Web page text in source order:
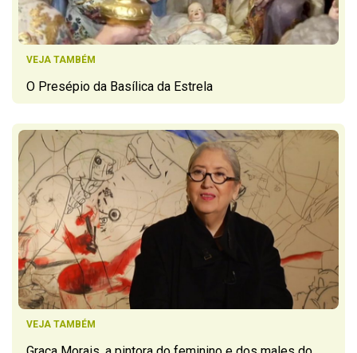
VEJA TAMBÉM
O Presépio da Basílica da Estrela
VEJA TAMBÉM